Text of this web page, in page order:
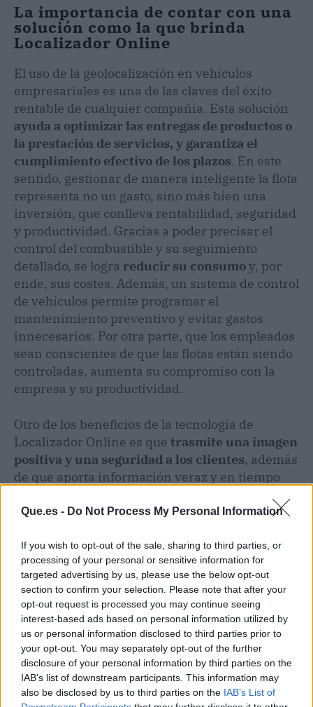
Que.es - Do Not Process My Personal Information
If you wish to opt-out of the sale, sharing to third parties, or
processing of your personal or sensitive information for
targeted advertising by us, please use the below opt-out
section to confirm your selection. Please note that after your
opt-out request is processed you may continue seeing
interest-based ads based on personal information utilized by
us or personal information disclosed to third parties prior to
your opt-out. You may separately opt-out of the further
disclosure of your personal information by third parties on the
IAB’s list of downstream participants. This information may
also be disclosed by us to third parties on the IAB’s List of
La importancia de contar con una
solución como la que brinda
Localizador Online
El uso de la geolocalización en vehículos
empresariales es una de las claves del éxito
rentable de cualquier compañía. Esta solución
ayuda a optimizar las entregas de productos o
la prestación de servicios, y garantiza el
cumplimiento efectivo de los plazos. En este
sentido, gestionar de manera inteligente la flota
representa no un gasto, sino más bien una
inversión, que conlleva rentabilidad, seguridad
y productividad. Gracias a poder precisar el
control del combustible y su seguimiento
detallado, se logra reducir su consumoy, por
ende, sus costes. Además, un sistema de control
de vehículos permite programar el
mantenimiento preventivo y evitar gastos
innecesarios. Por otra parte, que los empleados
sean conscientes de que las flotas están siendo
controladas, aumenta su compromiso con la
empresa y su productividad.
Otro de los beneficios de la tecnología de
Localizador Online es que trasmite una imagen
positiva y una seguridad a los clientes, además
de que aporta información veraz y en tiempo
consiguen todos estos beneficios por tan solo
permanencia, y con una garantía de
dispositivo, batería y reposición en 24 horas.
Para saber más sobre la eficiencia de
Localizador Online, se puede consultar la
página web de la compañía.
Artículo anterior
Canciones para una
generación sin música
propia
Artículo siguiente
EMPORIO y MOL lanzan
su nuevo disco Fireflies